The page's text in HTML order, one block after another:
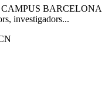
BARCELONA
investigadors...